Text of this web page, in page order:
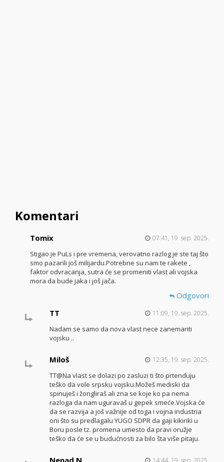
Komentari
Tomix 07:41, 19. sep. 2025.
Stigao je PuLs i pre vremena, verovatno razlog je ste taj što
smo pazarili još milijardu.Potrebne su nam te rakete ,
faktor odvracanja, sutra će se promeniti vlast ali vojska
mora da bude jaka i još jača.
Odgovori
TT
11:09, 19. sep. 2025.
Nadam se samo da nova vlast nece zanemariti
vojsku ..
Miloš 12:35, 19. sep. 2025.
TT@Na vlast se dolazi po zasluzi ti što prtenduju
teško da vole srpsku vojsku.Možeš mediski da
spinuješ i žongliraš ali zna se koje ko pa nema
razloga da nam uguravaš u gepek smeće.Vojska će
da se razvija a još važnije od toga i vojna industria
oni što su predlagalu YUGO SDPR da gaji kikiriki u
Boru posle tz. promena umesto da pravi oružje
teško da će se u budućnosti za bilo šta više pitaju.
Nenad N. 14:44, 19. sep. 2025.